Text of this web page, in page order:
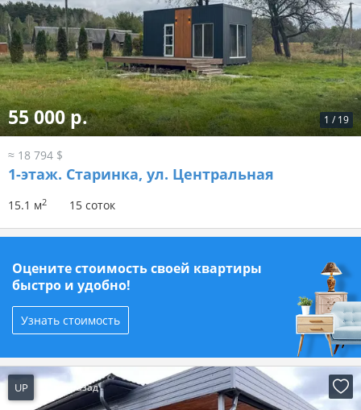
1 / 19
55 000 р.
≈ 18 794 $
1-этаж. Старинка, ул. Центральная
15.1 м2 15 соток
Оцените стоимость своей квартиры
быстро и удобно!
Узнать стоимость
UP 2 дня назад